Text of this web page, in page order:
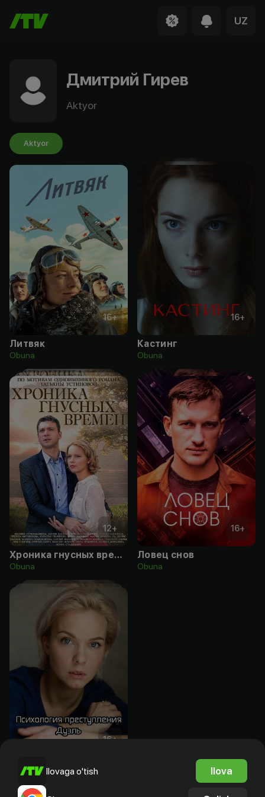
UZ
Дмитрий Гирев
Aktyor
Aktyor
16+
Литвяк
Obuna
16+
Кастинг
Obuna
12+
Хроника гнусных времен
Obuna
16+
Ловец снов
Obuna
16+
Bepul
Ilovaga o'tish Ilova